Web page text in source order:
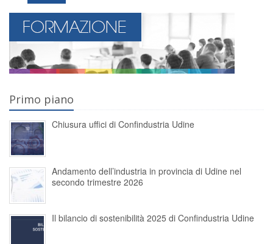
Primo piano
Chiusura uffici di Confindustria Udine
Andamento dell’industria in provincia di Udine nel
secondo trimestre 2026
Il bilancio di sostenibilità 2025 di Confindustria Udine